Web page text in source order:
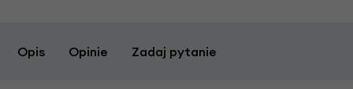
Opis Opinie Zadaj pytanie